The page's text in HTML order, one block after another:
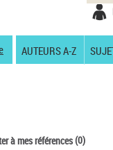
AUTEURS A-Z
à mes références(0)